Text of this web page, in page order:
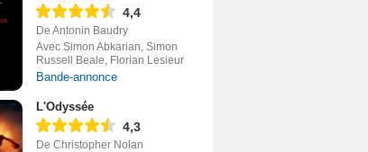
4,4
De Antonin Baudry
Avec Simon Abkarian, Simon
Russell Beale, Florian Lesieur
Bande-annonce
L'Odyssée
4,3
De Christopher Nolan